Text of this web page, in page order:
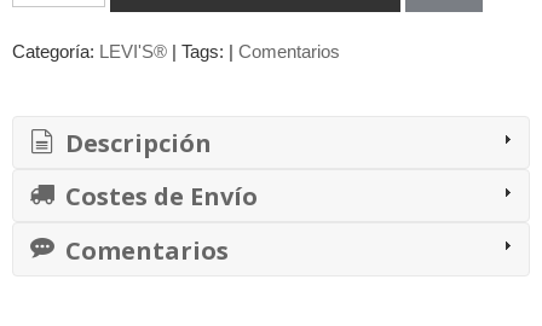
Categoría: LEVI'S® | Tags: | Comentarios
Descripción
Costes de Envío
Comentarios